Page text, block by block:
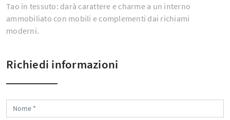
Tao in tessuto: darà carattere e charme a un interno
ammobiliato con mobili e complementi dai richiami
moderni.
Richiedi informazioni